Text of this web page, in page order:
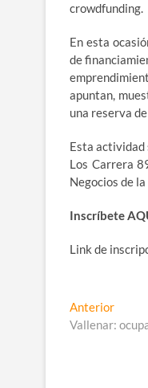
crowdfunding.
En esta
de
apuntan,
una reserva
Esta actividad
Los Carrera
Negocios de
Inscríbete
Link de
de
AnteriorEntrada
Vallenar: